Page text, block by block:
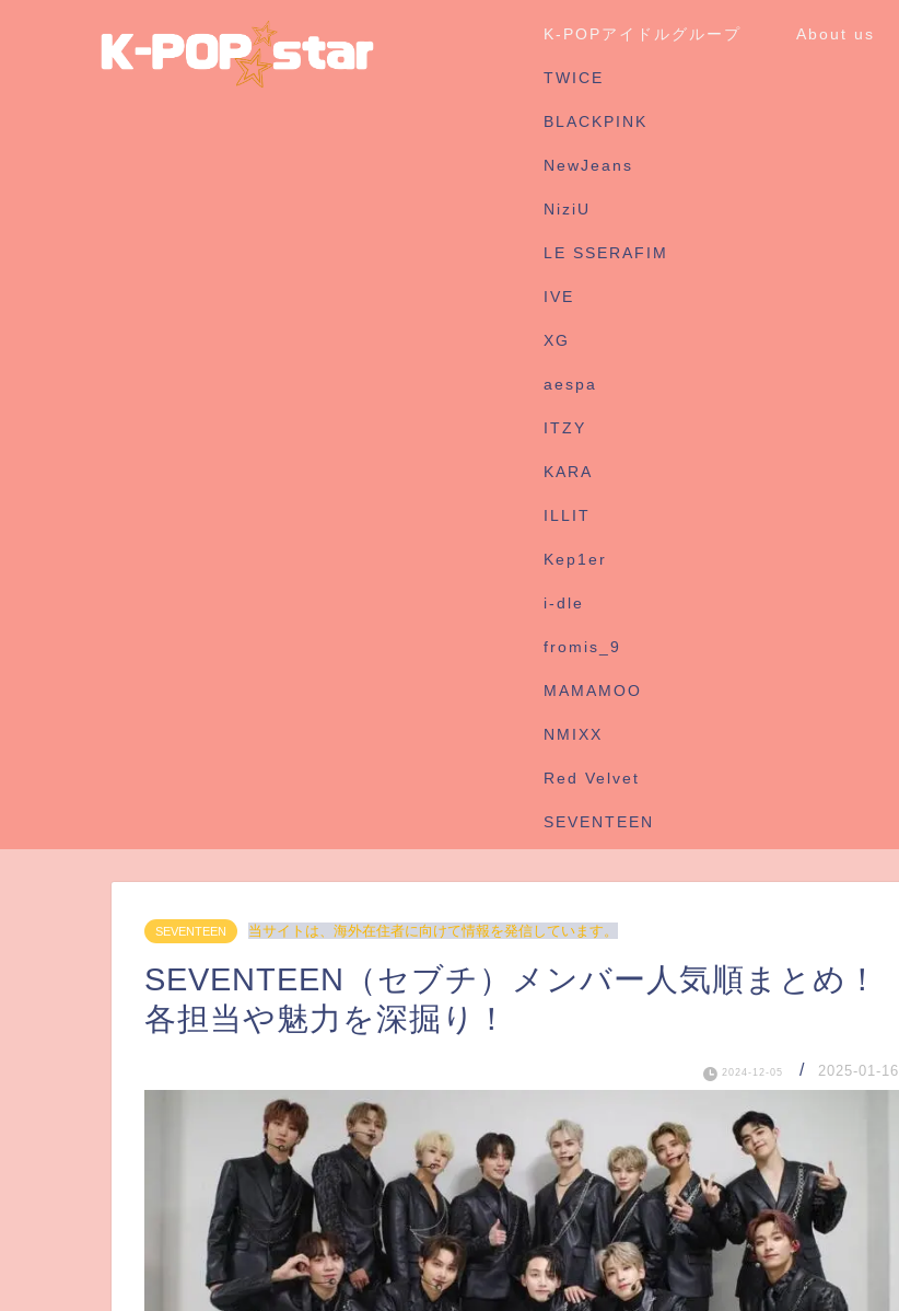
K-POPアイドルグループ
TWICE
BLACKPINK
NewJeans
NiziU
LE SSERAFIM
IVE
XG
aespa
ITZY
KARA
ILLIT
Kep1er
i-dle
fromis_9
MAMAMOO
NMIXX
Red Velvet
SEVENTEEN
About us
SEVENTEEN 当サイトは、海外在住者に向けて情報を発信しています。
SEVENTEEN（セブチ）メンバー人気順まとめ！
各担当や魅力を深掘り！
2024-12-05 / 2025-01-16